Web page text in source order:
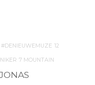
#DENIEUWEMUZE 12
7 MOUNTAIN